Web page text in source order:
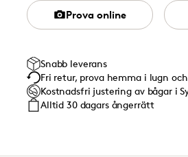
Prova online
Snabb leverans
Fri retur, prova hemma i lugn
Kostnadsfri justering av bågar i
Alltid 30 dagars ångerrätt